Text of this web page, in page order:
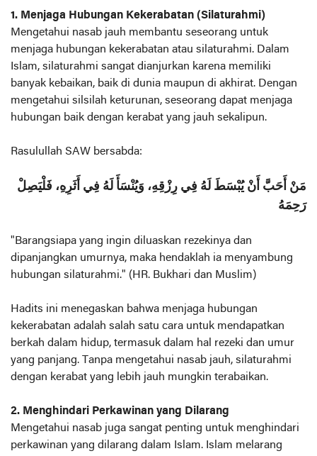
1. Menjaga Hubungan Kekerabatan (Silaturahmi)
Mengetahui nasab jauh membantu seseorang untuk
menjaga hubungan kekerabatan atau silaturahmi. Dalam
Islam, silaturahmi sangat dianjurkan karena memiliki
banyak kebaikan, baik di dunia maupun di akhirat. Dengan
mengetahui silsilah keturunan, seseorang dapat menjaga
hubungan baik dengan kerabat yang jauh sekalipun.
Rasulullah SAW bersabda:
مَنْ أَحَبَّ أَنْ يُبْسَطَ لَهُ فِي رِزْقِهِ، وَيُنْسَأَ لَهُ فِي أَثَرِهِ، فَلْيَصِلْ
رَحِمَهُ
"Barangsiapa yang ingin diluaskan rezekinya dan
dipanjangkan umurnya, maka hendaklah ia menyambung
hubungan silaturahmi." (HR. Bukhari dan Muslim)
Hadits ini menegaskan bahwa menjaga hubungan
kekerabatan adalah salah satu cara untuk mendapatkan
berkah dalam hidup, termasuk dalam hal rezeki dan umur
yang panjang. Tanpa mengetahui nasab jauh, silaturahmi
dengan kerabat yang lebih jauh mungkin terabaikan.
2. Menghindari Perkawinan yang Dilarang
Mengetahui nasab juga sangat penting untuk menghindari
perkawinan yang dilarang dalam Islam. Islam melarang